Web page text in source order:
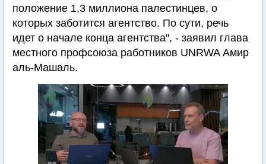
положение 1,3 миллиона палестинцев, о
которых заботится агентство. По сути, речь
идет о начале конца агентства", - заявил глава
местного профсоюза работников UNRWA Амир
аль-Машаль.